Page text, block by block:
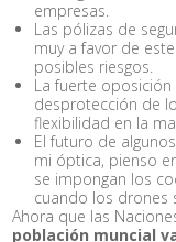
empresas.
Las pólizas de
muy a favor de
posibles riesgos.
La fuerte
desprotección de
flexibilidad en la
El futuro de
mi óptica, pienso
se impongan los
cuando los drones
Ahora que las
población muncial